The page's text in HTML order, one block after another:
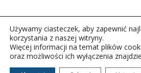
Copyright © 2026Polskie Radio
Używamy ciasteczek, aby zapewnić
korzystania z naszej witryny.
Więcej informacji na temat plików
oraz możliwości ich wyłączenia